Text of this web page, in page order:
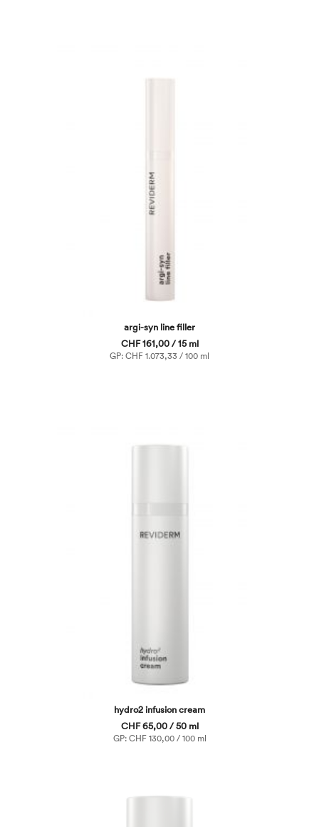
argi-syn line filler
CHF 161,00 / 15 ml
GP: CHF 1.073,33 / 100 ml
hydro2 infusion cream
CHF 65,00 / 50 ml
GP: CHF 130,00 / 100 ml